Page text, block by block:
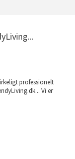
professionelt
Vi er